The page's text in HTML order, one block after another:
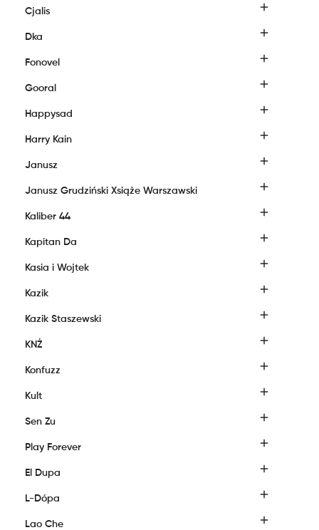
Cjalis 
Dka 
Fonovel 
Gooral 
Happysad 
Harry Kain 
Janusz 
Janusz Grudziński Xsiąże Warszawski 
Kaliber 44 
Kapitan Da 
Kasia i Wojtek 
Kazik 
Kazik Staszewski 
KNŻ 
Konfuzz 
Kult 
Sen Zu 
Play Forever 
El Dupa 
L-Dópa 
Lao Che 